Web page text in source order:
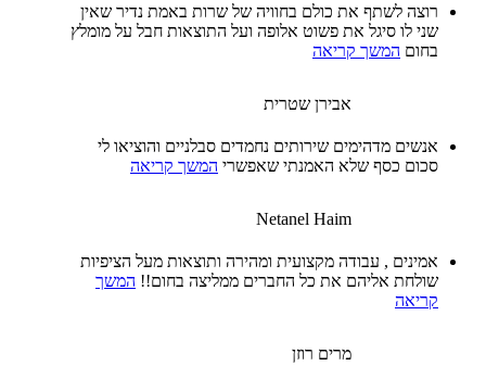
רוצה לשתף את כולם בחוויה של שרות באמת נדיר שאין
שני לו סיגל את פשוט אלופה ועל התוצאות חבל על מומלץ
בחום המשך קריאה
אבירן שטרית
אנשים מדהימים שירותים נחמדים סבלניים והוציאו לי
סכום כסף שלא האמנתי שאפשרי המשך קריאה
Netanel Haim
אמינים , עבודה מקצועית ומהירה ותוצאות מעל הציפיות
שולחת אליהם את כל החברים ממליצה בחום!! המשך
קריאה
מרים רוזן